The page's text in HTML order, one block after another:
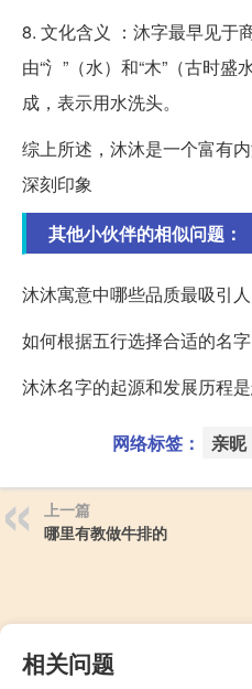
8. 文化含义 ：沐字最早见于
由“氵”（水）和“木”（古时
成，表示用水洗头。
综上所述，沐沐是一个富有
深刻印象
其他小伙伴的相似问题：
沐沐寓意中哪些品质最吸引人
如何根据五行选择合适的名字
沐沐名字的起源和发展历程
网络标签： 亲昵
上一篇
哪里有教做牛排的
相关问题